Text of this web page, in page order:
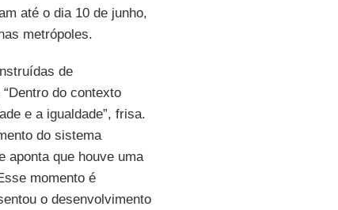
até o dia 10 de junho,
metrópoles.
de
do contexto
e a igualdade”, frisa.
do sistema
aponta que houve uma
momento é
o desenvolvimento